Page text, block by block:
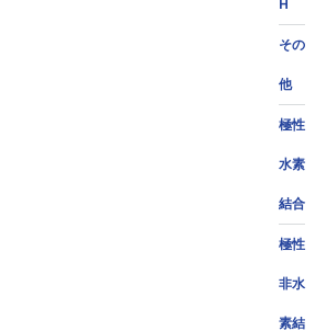
H
その
他
極性
水素
結合
極性
非水
素結